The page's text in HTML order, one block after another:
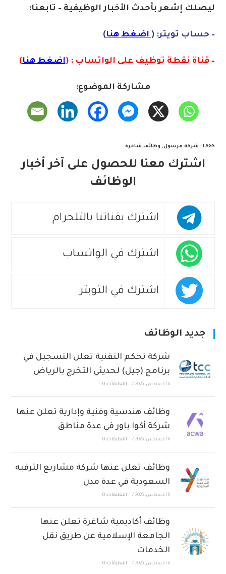
ليصلك إشعربأحدث الأخبار الوظيفية – تابعنا:
– حساب تويتر: ( اضغط هنا)
– قناة نقطة توظيف على الواتساب : (اضغط هنا)
مشاركة الموضوع:
TAGS
: شركة مرسول, وظائف شاغرة
اشترك معنا للحصول على آخر أخبار
الوظائف
اشترك بقناتنا بالتلجرام
اشترك في الواتساب
اشترك في التويتر
جديد الوظائف
شركة تحكم التقنية تعلن التسجيل في
برنامج (جيل) لحديثي التخرج بالرياض
6 أغسطس، 2026 / التعليقات: 0
وظائف هندسية وفنية وإدارية تعلن عنها
شركة أكوا باور في عدة مناطق
6 أغسطس، 2026 / التعليقات: 0
وظائف تعلن عنها شركة مشاريع الترفيه
السعودية في عدة مدن
6 أغسطس، 2026 / التعليقات: 0
وظائف أكاديمية شاغرة تعلن عنها
الجامعة الإسلامية عن طريق نقل
الخدمات
6 أغسطس، 2026 / التعليقات: 0